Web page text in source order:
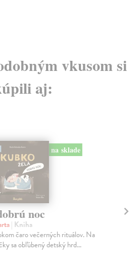
vkusom si
aj:
na sklade
noc
| Kniha
čaro večerných rituálov. Na
sa obľúbený detský hrd...